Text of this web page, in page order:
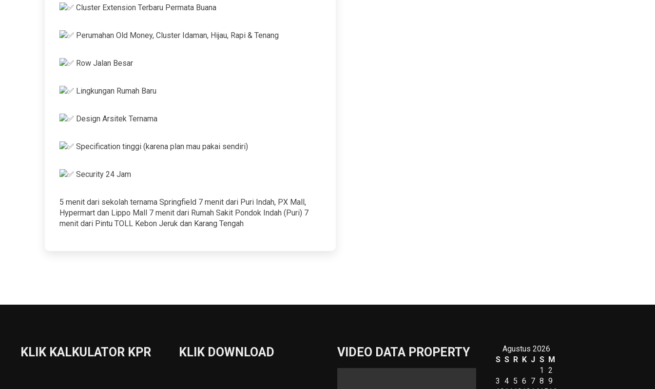
Cluster Extension Terbaru Permata Buana
Perumahan Old Money, Cluster Idaman, Hijau, Rapi & Tenang
Row Jalan Besar
Lingkungan Rumah Baru
Design Arsitek Ternama
Specification tinggi (karena plan mau pakai sendiri)
Security 24 Jam
5 menit dari sekolah ternama Springfield 7 menit dari Puri Indah, PX Mall,
Hypermart dan Lippo Mall 7 menit dari Rumah Sakit Pondok Indah (Puri) 7
menit dari Pintu TOLL Kebon Jeruk dan Karang Tengah
KLIK KALKULATOR KPR KLIK DOWNLOAD VIDEO DATA PROPERTY
Agustus 2026
S S R K J S M
1 2
3 4 5 6 7 8 9